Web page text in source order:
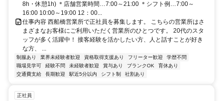
8h・休憩1h) ＊店舗営業時間…7:00～21:00 ＊シフト例…7:00～
16:00 10:00～19:00 12：00...
仕事内容 西船橋営業所で正社員を募集します。 こちらの営業所はさ
まざまなお客様にご利用いただく営業所のひとつです。 20代のスタ
ッフが多く活躍中！ 接客経験を活かしたい方、人と話すことが好き
な方、 ...
制服あり 業界未経験者歓迎 資格取得支援あり フリーター歓迎
学歴不問
職場見学可
経験不問 未経験者歓迎 賞与あり ブランクOK
育休あり
交通費支給
長期歓迎 駅近5分以内 シフト制 社割あり
正社員